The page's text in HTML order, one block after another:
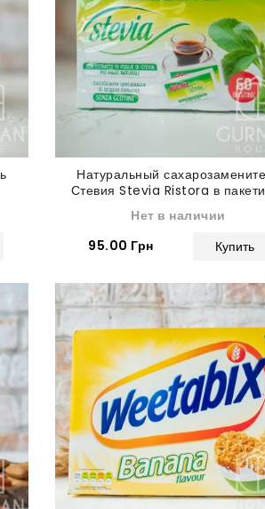
Натуральный
Стевия Stevia Ristora в
Нет в наличии
95.00 Грн
Купить